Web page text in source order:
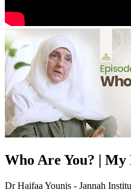
Who Are You? | My
Dr Haifaa Younis - Jannah